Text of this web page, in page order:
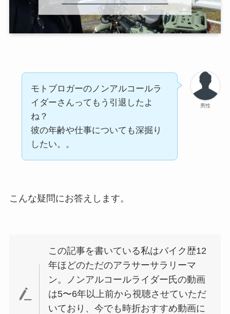
男性
モトブロガーのノンアルコールラ
イダーさんってもう引退したよ
ね？
彼の年齢や仕事についても深掘り
したい。。
こんな疑問にお答えします。
この記事を書いている私はバイク歴12
年ほどのただのアラサーサラリーマ
ン。ノンアルコールライダー氏の動画
は5〜6年以上前から視聴させていただ
いており、今でも時折おすすめ動画に